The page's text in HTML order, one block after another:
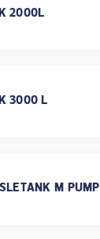
2000L
3000 L
M PUMP